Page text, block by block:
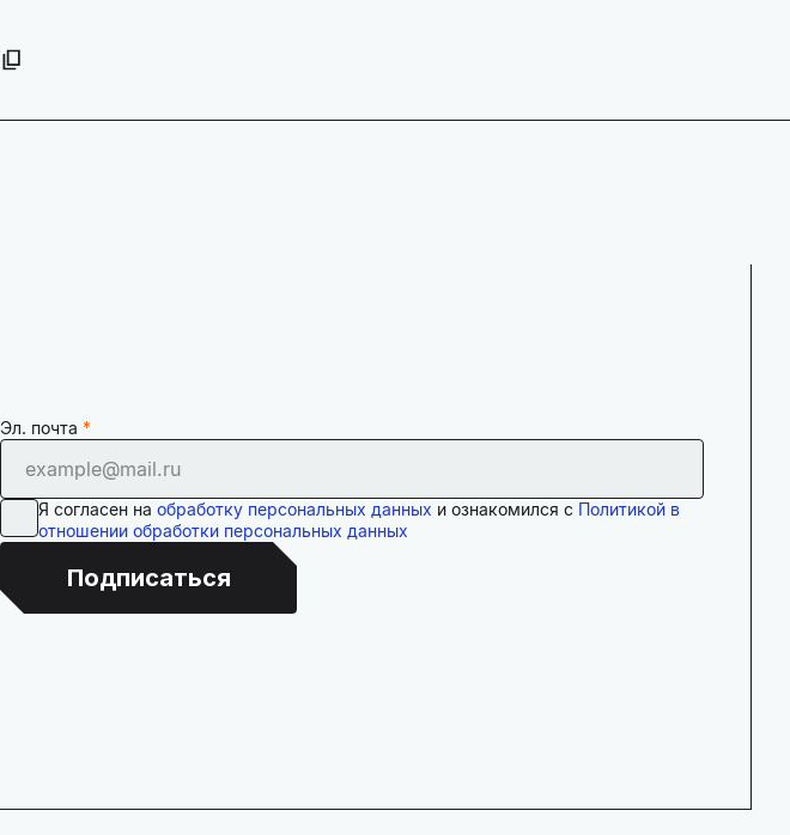
Эл. почта
Я согласен на обработку персональных данных и ознакомился с Политикой в
отношении обработки персональных данных
Подписаться